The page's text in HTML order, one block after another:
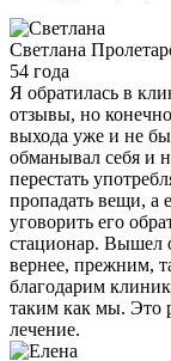
Светлана
54 года
Я обратилась в
отзывы, но
выхода уже и не
обманывал себя и
перестать
пропадать вещи, а
уговорить его
стационар. Вышел
вернее, прежним,
благодарим
таким как мы. Это
лечение.